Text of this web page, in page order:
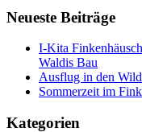
Neueste Beiträge
I-Kita
Waldis Bau
Ausflug in den
Sommerzeit im
Kategorien